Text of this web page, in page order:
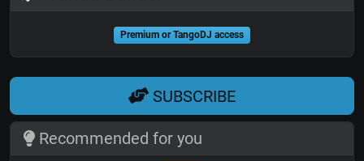
Premium or TangoDJ access
SUBSCRIBE
Recommended for you